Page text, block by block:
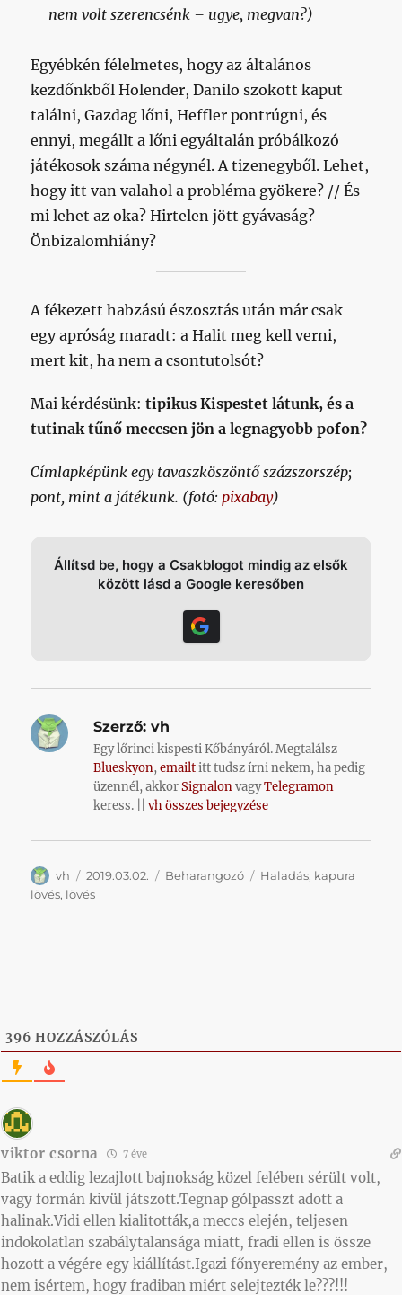
nem volt szerencsénk – ugye, megvan?)
Egyébkén félelmetes, hogy az általános
kezdőnkből Holender, Danilo szokott kaput
találni, Gazdag lőni, Heffler pontrúgni, és
ennyi, megállt a lőni egyáltalán próbálkozó
játékosok száma négynél. A tizenegyből. Lehet,
hogy itt van valahol a probléma gyökere? // És
mi lehet az oka? Hirtelen jött gyávaság?
Önbizalomhiány?
A fékezett habzású észosztás után már csak
egy apróság maradt: a Halit meg kell verni,
mert kit, ha nem a csontutolsót?
Mai kérdésünk:tipikus Kispestet látunk, és a
tutinak tűnő meccsen jön a legnagyobb pofon?
Címlapképünk egy tavaszköszöntő százszorszép;
pont, mint a játékunk. (fotó: pixabay)
Állítsd be, hogy a Csakblogot mindig az elsők
között lásd a Google keresőben
Szerző: vh
Egy lőrinci kispesti Kőbányáról. Megtalálsz
Blueskyon,emailtitt tudsz írni nekem, ha pedig
üzennél, akkorSignalonvagyTelegramon
keress. ||vh összes bejegyzése
Szerző
vh Közzétéve
2019.03.02. Kategória
Beharangozó Címke
Haladás, kapura
lövés, lövés
396 HOZZÁSZÓLÁS
viktor csorna 7 éve
Batik a eddig lezajlott bajnokság közel felében sérült volt,
vagy formán kivül játszott.Tegnap gólpasszt adott a
halinak.Vidi ellen kialitották,a meccs elején, teljesen
indokolatlan szabálytalansága miatt, fradi ellen is össze
hozott a végére egy kiállítást.Igazi főnyeremény az ember,
nem isértem, hogy fradiban miért selejtezték le???!!!